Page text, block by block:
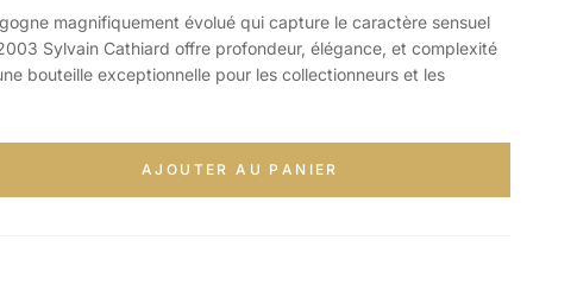
magnifiquement évolué qui capture le caractère sensuel
Sylvain Cathiard offre profondeur, élégance, et complexité
bouteille exceptionnelle pour les collectionneurs et les
AJOUTER AU PANIER